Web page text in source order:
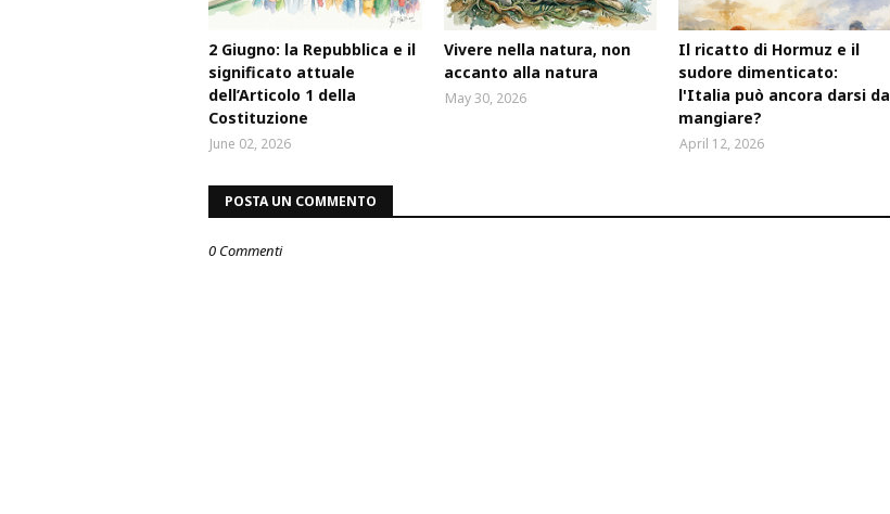
2 Giugno: la Repubblica e il
significato attuale
dell’Articolo 1 della
Costituzione
June 02, 2026
Vivere nella natura, non
accanto alla natura
May 30, 2026
Il ricatto di Hormuz e il
sudore dimenticato:
l'Italia può ancora darsi da
mangiare?
April 12, 2026
POSTA UN COMMENTO
0 Commenti